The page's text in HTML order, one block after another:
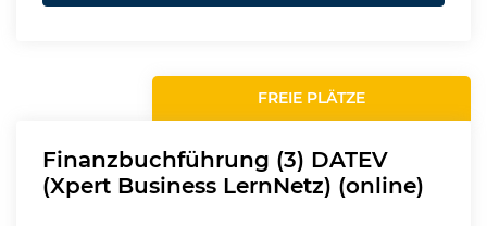
FREIE PLÄTZE
Finanzbuchführung (3) DATEV
(Xpert Business LernNetz) (online)